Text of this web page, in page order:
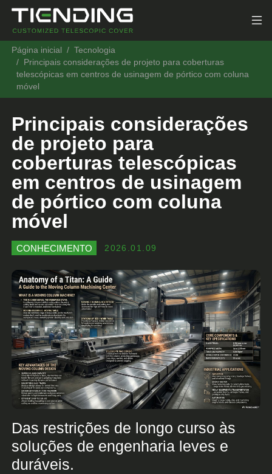
Página inicial
Tecnologia
Principais considerações de projeto para coberturas
telescópicas em centros de usinagem de pórtico com coluna
móvel
Principais considerações
de projeto para
coberturas telescópicas
em centros de usinagem
de pórtico com coluna
móvel
2026.01.09
CONHECIMENTO
Das restrições de longo curso às
soluções de engenharia leves e
duráveis.